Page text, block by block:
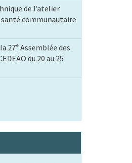
de l’atelier
communautaire
27ᵉ Assemblée des
du 20 au 25